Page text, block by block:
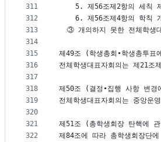
311
312
313
314
315
316
317
318
319
320
321
322
5. 제56조제2항의 세칙
6. 제56조제4항의 학칙
③ 개의하지 못한 전체학생
제49조 (학생총회∙학생총투표
전체학생대표자회의는 제21
제50조 (결정∙집행 사항 변경
전체학생대표자회의는 중앙
제51조 (총학생회장 탄핵에
제84조에 따라 총학생회장단